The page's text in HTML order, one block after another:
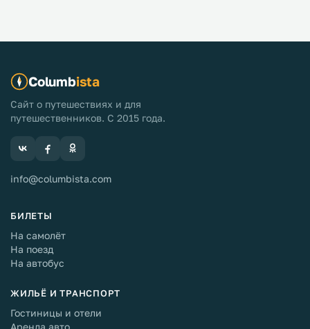
Columbista
Сайт о путешествиях и для
путешественников. С 2015 года.
info@columbista.com
БИЛЕТЫ
На самолёт
На поезд
На автобус
ЖИЛЬЁ И ТРАНСПОРТ
Гостиницы и отели
Аренда авто